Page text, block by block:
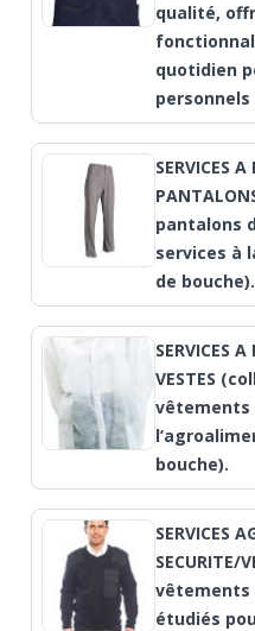
qualité,
quotidien
personnels
SERVICES
pantalons
services à
de bouche).
SERVICES
VESTES
vêtements
bouche).
SERVICES
SECURITE/
vêtements
étudiés